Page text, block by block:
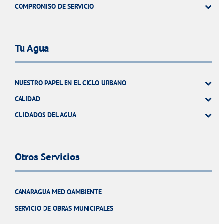
COMPROMISO DE SERVICIO
Tu Agua
NUESTRO PAPEL EN EL CICLO URBANO
CALIDAD
CUIDADOS DEL AGUA
Otros Servicios
CANARAGUA MEDIOAMBIENTE
SERVICIO DE OBRAS MUNICIPALES